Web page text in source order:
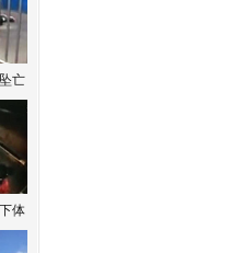
亡
体